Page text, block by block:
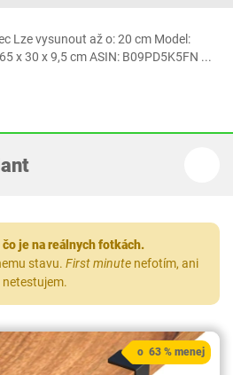
Lze vysunout až o: 20 cm Model:
x 30 x 9,5 cm ASIN: B09PD5K5FN ...
je na reálnych fotkách.
stavu. First minute nefotím, ani
netestujem.
o 63 % menej